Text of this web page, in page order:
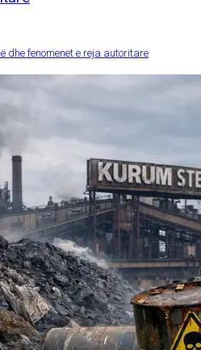
dhe fenomenet e reja autoritare